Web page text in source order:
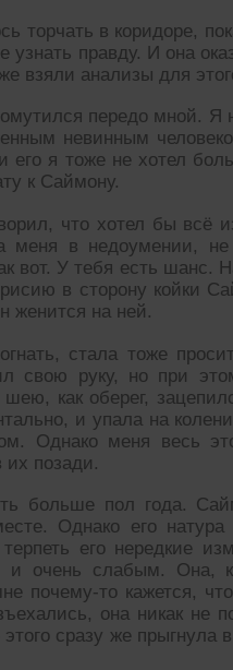
торчать в коридоре,
узнать правду. И она
взяли анализы для
передо мной. Я
невинным
его я тоже не хотел
к Саймону.
что хотел бы всё
меня в недоумении,
вот. У тебя есть шанс.
в сторону койки
женится на ней.
стала тоже
свою руку, но при
как оберег,
и упала на
Однако меня весь
их позади.
больше пол года.
Однако его
его нередкие
и очень слабым. Она,
почему-то кажется,
она никак не
этого сразу же